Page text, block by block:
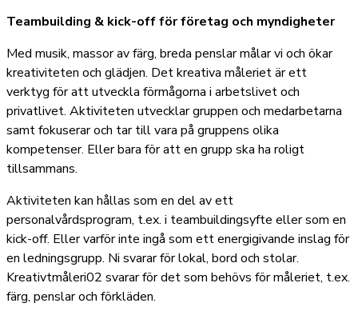
Teambuilding & kick-off för företag och myndigheter
Med musik, massor av färg, breda penslar målar vi och ökar
kreativiteten och glädjen. Det kreativa måleriet är ett
verktyg för att utveckla förmågorna i arbetslivet och
privatlivet. Aktiviteten utvecklar gruppen och medarbetarna
samt fokuserar och tar till vara på gruppens olika
kompetenser. Eller bara för att en grupp ska ha roligt
tillsammans.
Aktiviteten kan hållas som en del av ett
personalvårdsprogram, t.ex. i teambuildingsyfte eller som en
kick-off. Eller varför inte ingå som ett energigivande inslag för
en ledningsgrupp. Ni svarar för lokal, bord och stolar.
Kreativtmåleri02 svarar för det som behövs för måleriet, t.ex.
färg, penslar och förkläden.